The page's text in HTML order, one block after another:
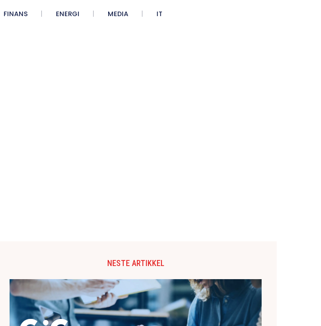
FINANS ENERGI MEDIA IT
NESTE ARTIKKEL